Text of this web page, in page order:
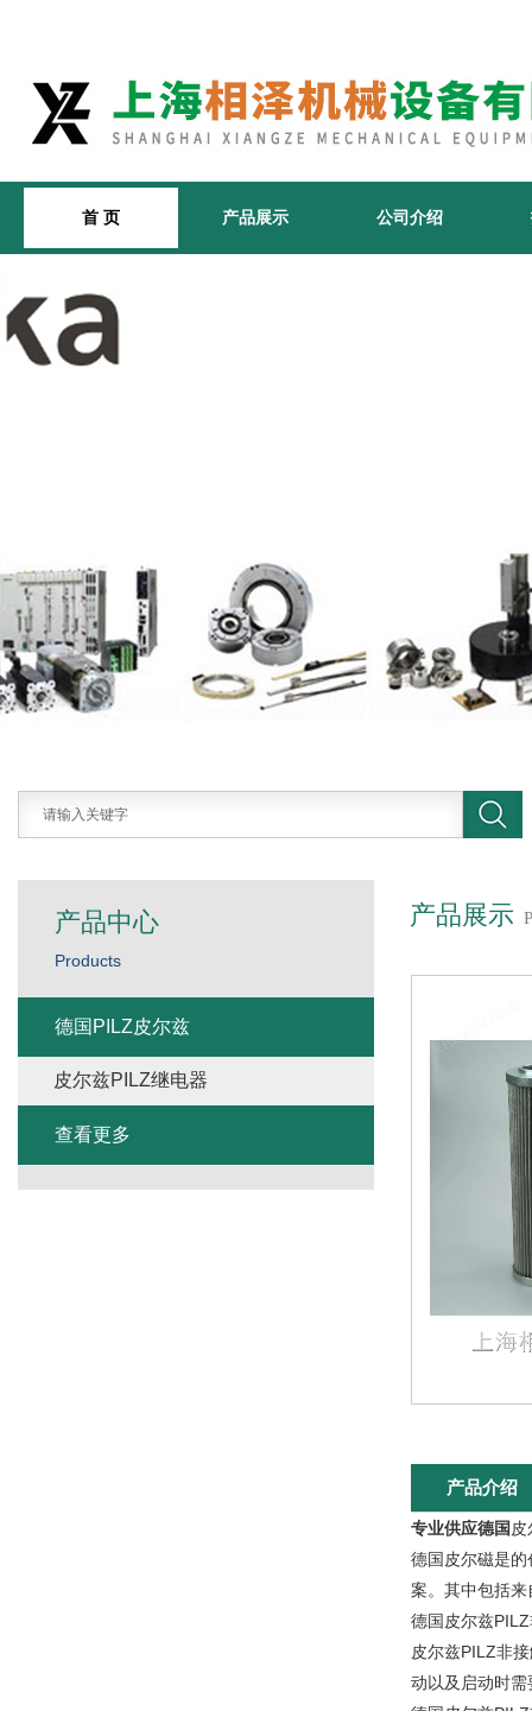
首 页 产品展示 公司介绍
产品展示
产品介绍
专业供应德国
德国皮尔磁是
案。其中包括
德国皮尔兹
皮尔兹PILZ非
动以及启动时
产品中心
Products
德国PILZ皮尔兹
皮尔兹PILZ继电器
查看更多